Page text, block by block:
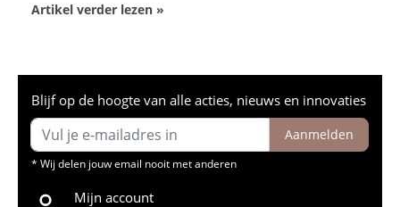
Artikel verder lezen »
Blijf op de hoogte van alle acties, nieuws en innovaties
Aanmelden
* Wij delen jouw email nooit met anderen
Mijn account